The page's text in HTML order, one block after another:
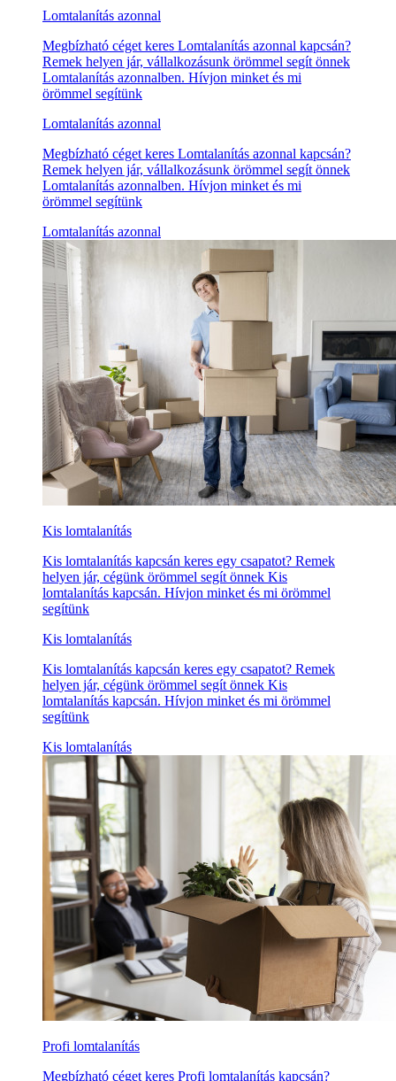
Lomtalanítás azonnal
Megbízható céget keres Lomtalanítás azonnal kapcsán?
Remek helyen jár, vállalkozásunk örömmel segít önnek
Lomtalanítás azonnalben. Hívjon minket és mi
örömmel segítünk
Lomtalanítás azonnal
Megbízható céget keres Lomtalanítás azonnal kapcsán?
Remek helyen jár, vállalkozásunk örömmel segít önnek
Lomtalanítás azonnalben. Hívjon minket és mi
örömmel segítünk
Lomtalanítás azonnal
Kis lomtalanítás
Kis lomtalanítás kapcsán keres egy csapatot? Remek
helyen jár, cégünk örömmel segít önnek Kis
lomtalanítás kapcsán. Hívjon minket és mi örömmel
segítünk
Kis lomtalanítás
Kis lomtalanítás kapcsán keres egy csapatot? Remek
helyen jár, cégünk örömmel segít önnek Kis
lomtalanítás kapcsán. Hívjon minket és mi örömmel
segítünk
Kis lomtalanítás
Profi lomtalanítás
Megbízható céget keres Profi lomtalanítás kapcsán?